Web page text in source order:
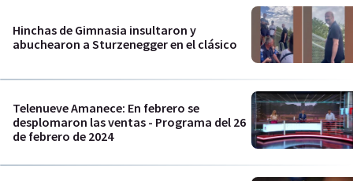
Hinchas de Gimnasia insultaron y
abuchearon a Sturzenegger en el clásico
Telenueve Amanece: En febrero se
desplomaron las ventas - Programa del 26
de febrero de 2024